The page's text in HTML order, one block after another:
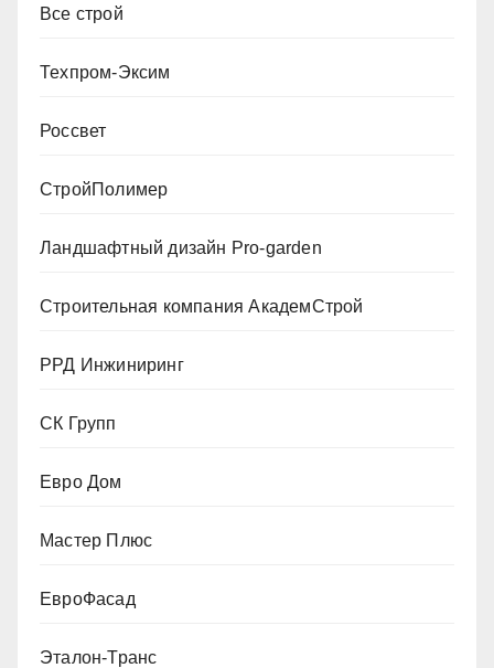
Все строй
Техпром-Эксим
Россвет
СтройПолимер
Ландшафтный дизайн Pro-garden
Строительная компания АкадемСтрой
РРД Инжиниринг
СК Групп
Евро Дом
Мастер Плюс
ЕвроФасад
Эталон-Транс